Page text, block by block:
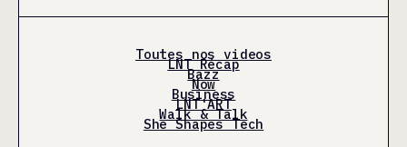
Toutes nos videos
LNT Récap
Bazz
Now
Business
LNT'ART
Walk & Talk
She Shapes Tech